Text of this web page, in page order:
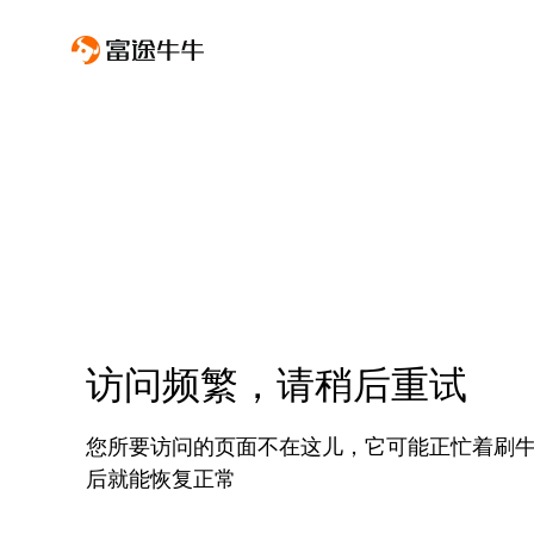
访问频繁，请稍后重试
您所要访问的页面不在这儿，它可能正忙着刷
后就能恢复正常